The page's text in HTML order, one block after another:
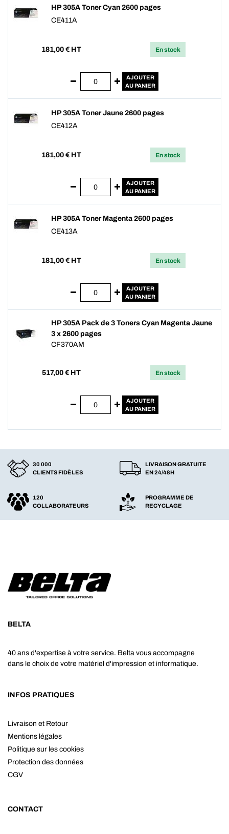
HP 305A Toner Cyan 2600 pages
CE411A
181,00 € HT En stock
AJOUTER
AU PANIER
HP 305A Toner Jaune 2600 pages
CE412A
181,00 € HT En stock
AJOUTER
AU PANIER
HP 305A Toner Magenta 2600 pages
CE413A
181,00 € HT En stock
AJOUTER
AU PANIER
HP 305A Pack de 3 Toners Cyan Magenta Jaune
3 x 2600 pages
CF370AM
517,00 € HT En stock
AJOUTER
AU PANIER
30 000
CLIENTS FIDÈLES
LIVRAISON GRATUITE
EN 24/48H
120
COLLABORATEURS
PROGRAMME DE
RECYCLAGE
BELTA
40 ans d'expertise à votre service. Belta vous accompagne
dans le choix de votre matériel d'impression et informatique.
INFOS PRATIQUES
Livraison et Retour
Mentions légales
Politique sur les cookies
Protection des données
CGV
CONTACT